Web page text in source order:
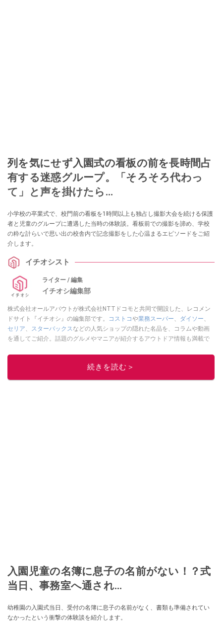
列を気にせず入園式の看板の前を長時間占
有する迷惑グループ。「そろそろ代わっ
て」と声を掛けたら…
小学校の卒業式で、校門前の看板を1時間以上も独占し撮影大会を続ける保護
者と児童のグループに遭遇した当時の体験談。看板前での撮影を諦め、学校
の粋な計らいで思い出の校舎内で記念撮影をした心温まるエピソードをご紹
介します。
イチオシスト
ライター / 編集
イチオシ編集部
株式会社オールアバウトが株式会社NTTドコモと共同で開設した、レコメン
ドサイト『イチオシ』の編集部です。
コストコや業務スーパー ダイソー
セリア
スターバックス などの人気ショップの隠れた名品を、コラムや動画
を通してご紹介。話題のグルメやマニアが紹介するアウトドア情報も満載で
レビューしています。毎日トレンド情報をお届けしているので、ぜひ
してください！続きを読む＞
入園児童の名簿に息子の名前がない！？式
当日、事務室へ通され…
幼稚園の入園式当日、受付の名簿に息子の名前がなく、書類も準備されてい
なかったという衝撃の体験談を紹介します。